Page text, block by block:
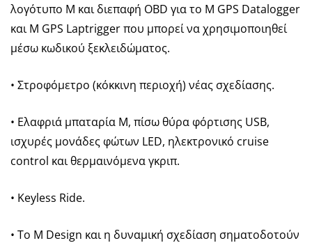
λογότυπο M και διεπαφή OBD για το M GPS Datalogger
και M GPS Laptrigger που μπορεί να χρησιμοποιηθεί
μέσω κωδικού ξεκλειδώματος.
• Στροφόμετρο (κόκκινη περιοχή) νέας σχεδίασης.
• Ελαφριά μπαταρία M, πίσω θύρα φόρτισης USB,
ισχυρές μονάδες φώτων LED, ηλεκτρονικό cruise
control και θερμαινόμενα γκριπ.
• Keyless Ride.
• Το M Design και η δυναμική σχεδίαση σηματοδοτούν